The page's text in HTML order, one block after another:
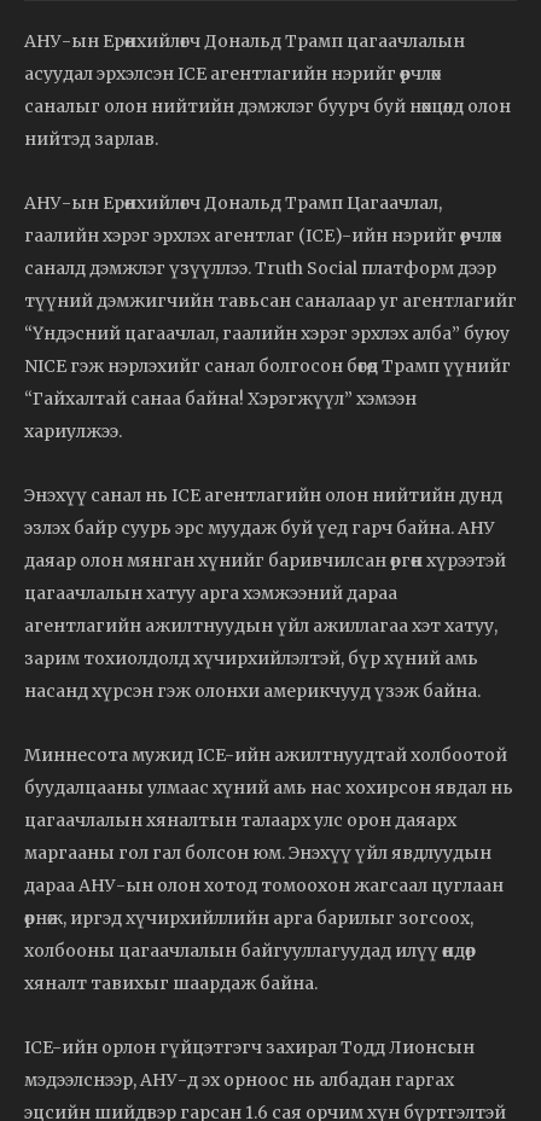
АНУ-ын Ерөнхийлөгч Дональд Трамп цагаачлалын
асуудал эрхэлсэн ICE агентлагийн нэрийг өөрчлөх
саналыг олон нийтийн дэмжлэг буурч буй нөхцөлд олон
нийтэд зарлав.
АНУ-ын Ерөнхийлөгч Дональд Трамп Цагаачлал,
гаалийн хэрэг эрхлэх агентлаг (ICE)-ийн нэрийг өөрчлөх
саналд дэмжлэг үзүүллээ. Truth Social платформ дээр
түүний дэмжигчийн тавьсан саналаар уг агентлагийг
“Үндэсний цагаачлал, гаалийн хэрэг эрхлэх алба” буюу
NICE гэж нэрлэхийг санал болгосон бөгөөд Трамп үүнийг
“Гайхалтай санаа байна! Хэрэгжүүл” хэмээн
хариулжээ.
Энэхүү санал нь ICE агентлагийн олон нийтийн дунд
эзлэх байр суурь эрс муудаж буй үед гарч байна. АНУ
даяар олон мянган хүнийг баривчилсан өргөн хүрээтэй
цагаачлалын хатуу арга хэмжээний дараа
агентлагийн ажилтнуудын үйл ажиллагаа хэт хатуу,
зарим тохиолдолд хүчирхийлэлтэй, бүр хүний амь
насанд хүрсэн гэж олонхи америкчууд үзэж байна.
Миннесота мужид ICE-ийн ажилтнуудтай холбоотой
буудалцааны улмаас хүний амь нас хохирсон явдал нь
цагаачлалын хяналтын талаарх улс орон даяарх
маргааны гол гал болсон юм. Энэхүү үйл явдлуудын
дараа АНУ-ын олон хотод томоохон жагсаал цуглаан
өрнөж, иргэд хүчирхийллийн арга барилыг зогсоох,
холбооны цагаачлалын байгууллагуудад илүү өндөр
хяналт тавихыг шаардаж байна.
ICE-ийн орлон гүйцэтгэгч захирал Тодд Лионсын
мэдээлснээр, АНУ-д эх орноос нь албадан гаргах
эцсийн шийдвэр гарсан 1.6 сая орчим хүн бүртгэлтэй